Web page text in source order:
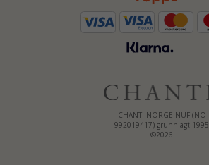
CHANTI NORGE NUF (NO
992019417) grunnlagt 1995
©2026